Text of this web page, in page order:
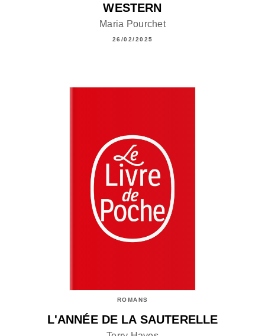
WESTERN
Maria Pourchet
26/02/2025
ROMANS
L'ANNÉE DE LA SAUTERELLE